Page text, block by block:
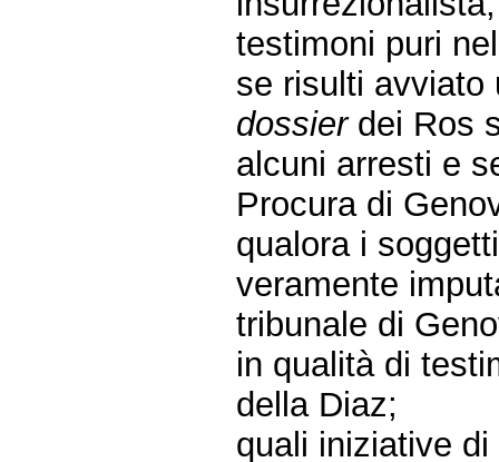
testimoni puri
se risulti avviato
dossierdei Ros
alcuni arresti e
Procura di
qualora i
veramente
tribunale di
in qualità di
della Diaz;
quali iniziative